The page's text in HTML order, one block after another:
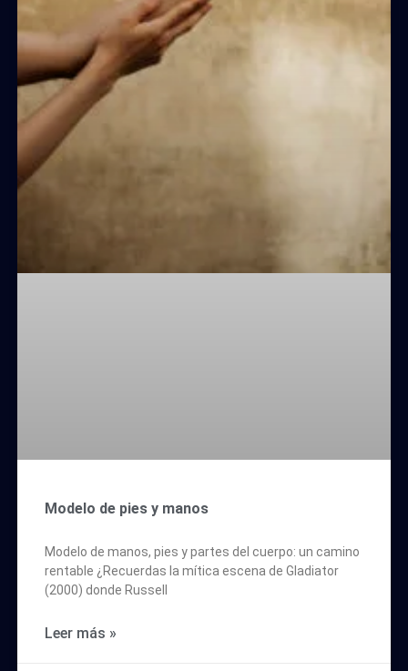
Modelo de pies y manos
Modelo de manos, pies y partes del cuerpo: un camino
rentable ¿Recuerdas la mítica escena de Gladiator
(2000) donde Russell
Leer más »